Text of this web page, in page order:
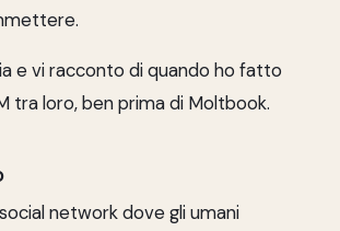
e vi racconto di quando ho fatto
tra loro, ben prima di Moltbook.
network dove gli umani